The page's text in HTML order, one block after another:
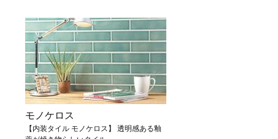
モノケロス
【内装タイル モノケロス】 透明感ある釉